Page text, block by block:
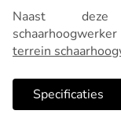
Naast
terrein
Specificaties